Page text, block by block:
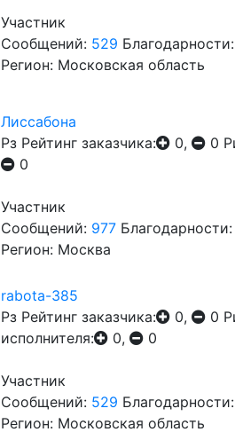
Участник
Сообщений: 529
Регион: Московская область
Лиссабона
Рз Рейтинг заказчика: 0, 0
0
Участник
Сообщений: 977
Регион: Москва
rabota-385
Рз Рейтинг заказчика: 0, 0
исполнителя:
0, 0
Участник
Сообщений: 529
Регион: Московская область